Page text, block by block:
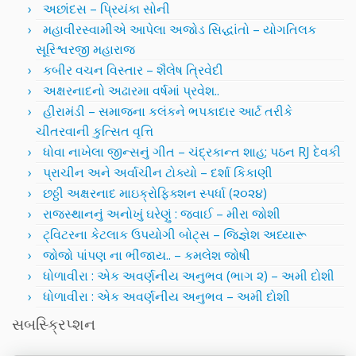
અછાંદસ – પ્રિયંકા સોની
મહાવીરસ્વામીએ આપેલા અજોડ સિદ્ધાંતો – યોગતિલક
સૂરિશ્વરજી મહારાજ
કબીર વચન વિસ્તાર – શૈલેષ ત્રિવેદી
અક્ષરનાદનો અઢારમા વર્ષમાં પ્રવેશ..
હીરામંડી – સમાજના કલંકને ભપકાદાર આર્ટ તરીકે
ચીતરવાની કુત્સિત વૃત્તિ
ધોવા નાખેલા જીન્સનું ગીત – ચંદ્રકાન્ત શાહ; પઠન RJ દેવકી
પ્રાચીન અને અર્વાચીન ટોક્યો – દર્શા કિકાણી
છઠ્ઠી અક્ષરનાદ માઇક્રોફિક્શન સ્પર્ધા (૨૦૨૪)
રાજસ્થાનનું અનોખું ઘરેણું : જવાઈ – મીરા જોશી
ટ્વિટરના કેટલાક ઉપયોગી બોટ્સ – જિજ્ઞેશ અધ્યારૂ
જોજો પાંપણ ના ભીંજાય.. – કમલેશ જોષી
ધોળાવીરા : એક અવર્ણનીય અનુભવ (ભાગ ૨) – અમી દોશી
ધોળાવીરા : એક અવર્ણનીય અનુભવ – અમી દોશી
સબસ્ક્રિપ્શન